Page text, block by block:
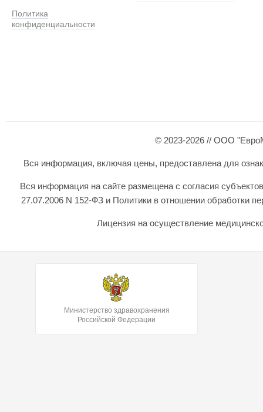
Политика
конфиденциальности
© 2023-2026 // ООО
Вся информация, включая цены, предоставлена для
Вся информация на сайте размещена с согласия
27.07.2006 N 152-ФЗ и Политики в отношении обработки
Лицензия на осуществление
Министерство здравохранения
Российской Федерации